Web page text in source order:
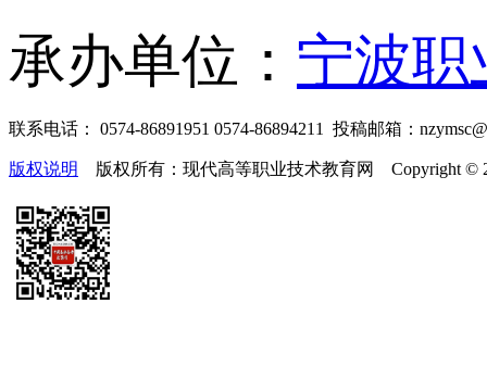
承办单位： 宁波
联系电话： 0574-86891951 0574-86894211 投稿邮箱：
版权说明 版权所有：现代高等职业技术教育网 Copyright ©